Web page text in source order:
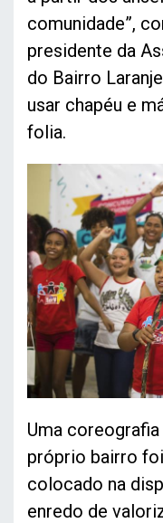
comunidade”,
presidente da
do Bairro
usar chapéu e
folia.
Uma
próprio bairro
colocado na
enredo de